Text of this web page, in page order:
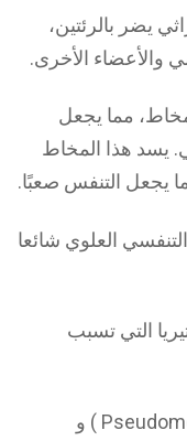
يضر بالرئتين،
والأعضاء الأخرى.
مما يجعل
يسد هذا المخاط
يجعل التنفس صعبًا.
العلوي شائعا
التي تسبب
والزائفة الزنجارية (Pseudomonas aeruginosa ) و